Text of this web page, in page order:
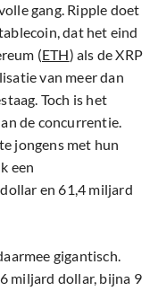
gang. Ripple doet
dat het eind
(ETH) als de XRP
van meer dan
Toch is het
de concurrentie.
jongens met hun
een
en 61,4 miljard
gigantisch.
miljard dollar, bijna 9